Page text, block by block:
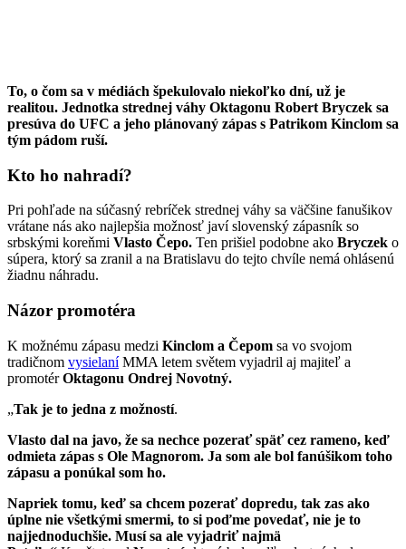
To, o čom sa v médiách špekulovalo niekoľko dní, už je
realitou. Jednotka strednej váhy Oktagonu Robert Bryczek sa
presúva do UFC a jeho plánovaný zápas s Patrikom Kinclom sa
tým pádom ruší.
Kto ho nahradí?
Pri pohľade na súčasný rebríček strednej váhy sa väčšine fanušikov
vrátane nás ako najlepšia možnosť javí slovenský zápasník so
srbskými koreňmi Vlasto Čepo. Ten prišiel podobne ako Bryczek o
súpera, ktorý sa zranil a na Bratislavu do tejto chvíle nemá ohlásenú
žiadnu náhradu.
Názor promotéra
K možnému zápasu medzi Kinclom a Čepom sa vo svojom
tradičnom vysielaníMMA letem světem vyjadril aj majiteľ a
promotérOktagonu Ondrej Novotný.
„Tak je to jedna z možností.
Vlasto dal na javo, že sa nechce pozerať späť cez rameno, keď
odmieta zápas s Ole Magnorom. Ja som ale bol fanúšikom toho
zápasu a ponúkal som ho.
Napriek tomu, keď sa chcem pozerať dopredu, tak zas ako
úplne nie všetkými smermi, to si poďme povedať, nie je to
najjednoduchšie. Musí sa ale vyjadriť najmä